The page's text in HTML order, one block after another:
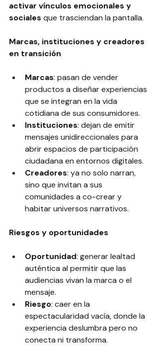
activar vínculos emocionales y
sociales que trasciendan la pantalla.
Marcas, instituciones y creadores
en transición
Marcas: pasan de vender
productos a diseñar experiencias
que se integran en la vida
cotidiana de sus consumidores.
Instituciones: dejan de emitir
mensajes unidireccionales para
abrir espacios de participación
ciudadana en entornos digitales.
Creadores: ya no solo narran,
sino que invitan a sus
comunidades a co-crear y
habitar universos narrativos.
Riesgos y oportunidades
Oportunidad: generar lealtad
auténtica al permitir que las
audiencias vivan la marca o el
mensaje.
Riesgo: caer en la
espectacularidad vacía, donde la
experiencia deslumbra pero no
conecta ni transforma.